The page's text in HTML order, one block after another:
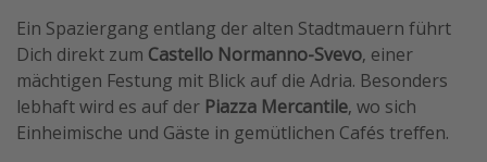
Ein Spaziergang entlang der alten Stadtmauern führt
Dich direkt zum Castello Normanno-Svevo, einer
mächtigen Festung mit Blick auf die Adria. Besonders
lebhaft wird es auf der Piazza Mercantile, wo sich
Einheimische und Gäste in gemütlichen Cafés treffen.